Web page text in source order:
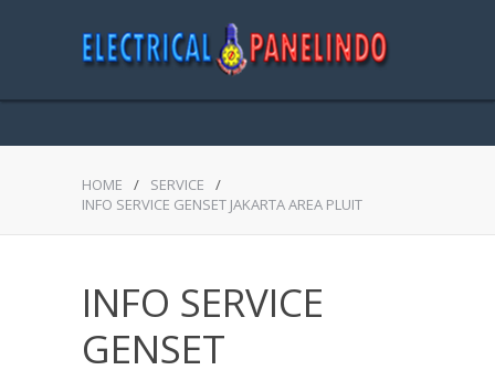
HOME / SERVICE
/
INFO SERVICE GENSET JAKARTA AREA PLUIT
INFO SERVICE
GENSET